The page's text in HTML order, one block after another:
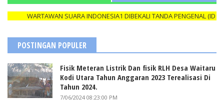
WARTAWAN SUARA INDONESIA1 DIBEKALI TANDA PENGENAL (ID
POSTINGAN POPULER
Fisik Meteran Listrik Dan fisik RLH Desa Waitaru
Kodi Utara Tahun Anggaran 2023 Terealisasi Di
Tahun 2024.
7/06/2024 08:23:00 PM